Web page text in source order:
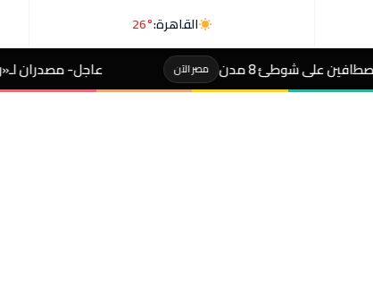
القاهرة:26°
مصر الآن عاجل- مصدران لـ«رويترز»: السعودية